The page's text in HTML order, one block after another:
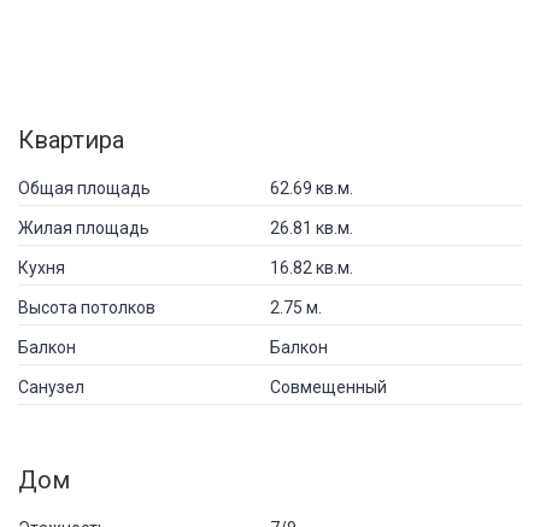
Квартира
Общая площадь 62.69 кв.м.
Жилая площадь 26.81 кв.м.
Кухня 16.82 кв.м.
Высота потолков 2.75 м.
Балкон Балкон
Санузел Совмещенный
Дом